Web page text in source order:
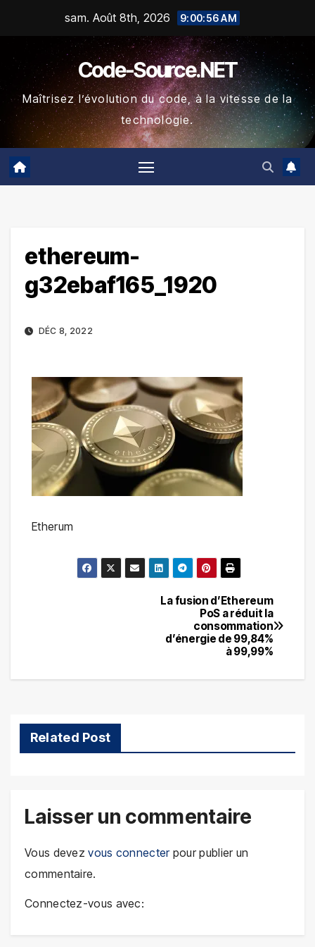
sam. Août 8th, 2026 9:00:57 AM
Code-Source.NET
Maîtrisez l’évolution du code, à la vitesse de la
technologie.
ethereum-
g32ebaf165_1920
DÉC 8, 2022
Etherum
La fusion d’Ethereum
PoS a réduit la
consommation
d’énergie de 99,84%
à 99,99%
Related Post
Laisser un commentaire
Vous devezvous connecterpour publier un
commentaire.
Connectez-vous avec: